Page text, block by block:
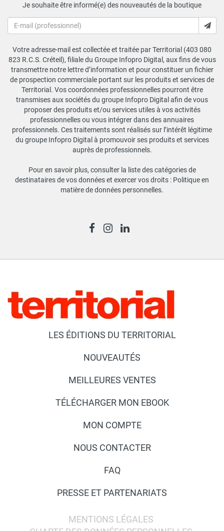
Je souhaite être informé(e) des nouveautés de la boutique
Votre adresse-mail est collectée et traitée par Territorial (403 080
823 R.C.S. Créteil), filiale du Groupe Infopro Digital, aux fins de vous
transmettre notre lettre d’information et pour constituer un fichier
de prospection commerciale portant sur les produits et services de
Territorial. Vos coordonnées professionnelles pourront être
transmises aux sociétés du groupe Infopro Digital afin de vous
proposer des produits et/ou services utiles à vos activités
professionnelles ou vous intégrer dans des annuaires
professionnels. Ces traitements sont réalisés sur l’intérêt légitime
du groupe Infopro Digital à promouvoir ses produits et services
auprès de professionnels.
Pour en savoir plus, consulter la liste des catégories de
destinataires de vos données et exercer vos droits : Politique en
matière de données personnelles.
LES ÉDITIONS DU TERRITORIAL
NOUVEAUTÉS
MEILLEURES VENTES
TÉLÉCHARGER MON EBOOK
MON COMPTE
NOUS CONTACTER
FAQ
PRESSE ET PARTENARIATS
MENTIONS LÉGALES